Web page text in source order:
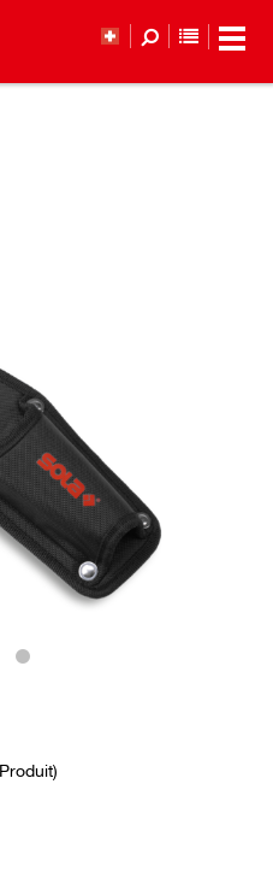
Produit)
LISTE